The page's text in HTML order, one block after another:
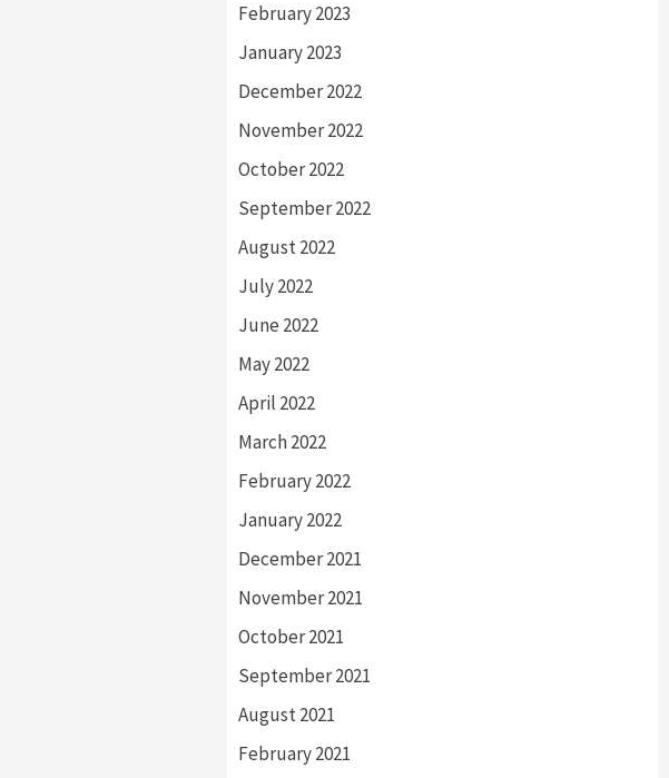
February 2023
January 2023
December 2022
November 2022
October 2022
September 2022
August 2022
July 2022
June 2022
May 2022
April 2022
March 2022
February 2022
January 2022
December 2021
November 2021
October 2021
September 2021
August 2021
February 2021